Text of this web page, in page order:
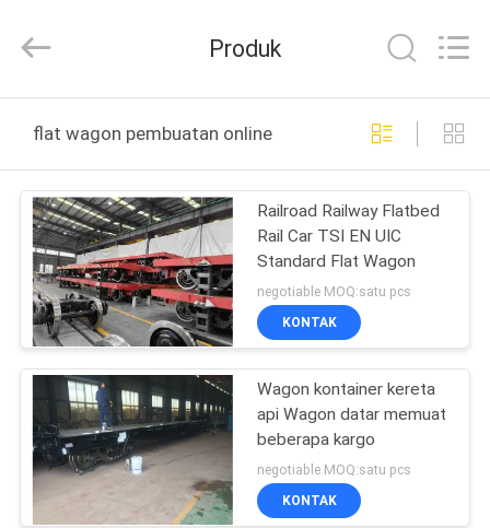
RUMAH
PRODUK
TENTANG
KITA
WISATA
PABRIK
KONTROL
KUALITAS
Equipment
Rights
Produk
flat wagon pembuatan online
Railroad Railway Flatbed
Rail Car TSI EN UIC
Standard Flat Wagon
negotiable MOQ:satu pcs
KONTAK
Wagon kontainer kereta
api Wagon datar memuat
beberapa kargo
negotiable MOQ:satu pcs
KONTAK